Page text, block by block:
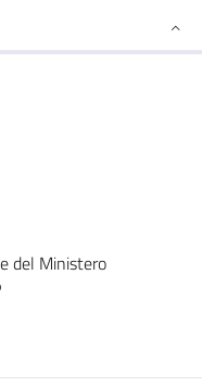
del Ministero